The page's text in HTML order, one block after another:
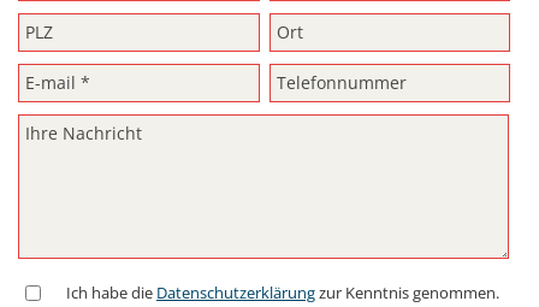
Ich habe die Datenschutzerklärungzur Kenntnis genommen.